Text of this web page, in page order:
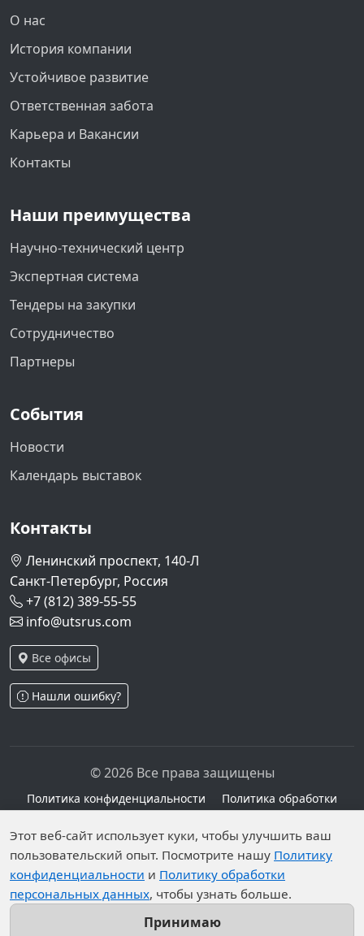
О нас
История компании
Устойчивое развитие
Ответственная забота
Карьера и Вакансии
Контакты
Наши преимущества
Научно-технический центр
Экспертная система
Тендеры на закупки
Сотрудничество
Партнеры
События
Новости
Календарь выставок
Контакты
Ленинский проспект, 140-Л
Санкт-Петербург, Россия
+7 (812) 389-55-55
info@utsrus.com
Все офисы
Нашли ошибку?
© 2026 Все права защищены
Политика конфиденциальности
Политика обработки
Персональные данные опубликованы на сайте при
наличии правовых оснований в соответствии с ч.1
ст.6 и ст.10.1 152-ФЗ. Субъектами установлены
запреты на обработку неограниченных кругом лиц
опубликованных персональных данных.
Этот веб-сайт использует куки, чтобы улучшить ваш
пользовательский опыт. Посмотрите нашу Политику
конфиденциальности и Политику обработки
персональных данных, чтобы узнать больше.
Принимаю